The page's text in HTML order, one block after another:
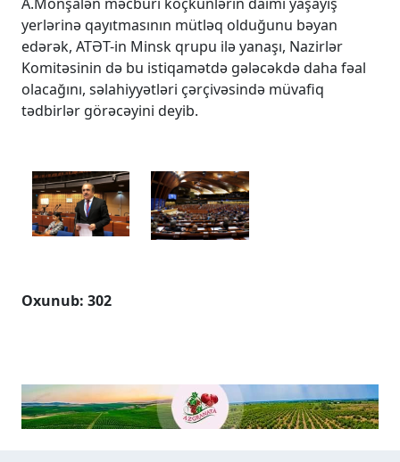
yerlərinə qayıtmasının mütləq olduğunu bəyan
edərək, ATƏT-in Minsk qrupu ilə yanaşı, Nazirlər
Komitəsinin də bu istiqamətdə gələcəkdə daha fəal
olacağını, səlahiyyətləri çərçivəsində müvafiq
tədbirlər görəcəyini deyib.
Oxunub: 302